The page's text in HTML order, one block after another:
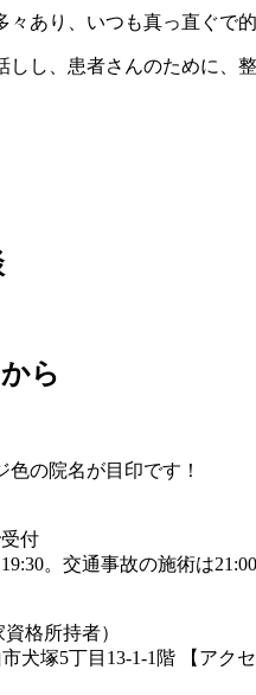
々あり、いつも真っ直ぐで
しし、患者さんのために、
ら
格所持者）
犬塚5丁目13-1-1階 【アク